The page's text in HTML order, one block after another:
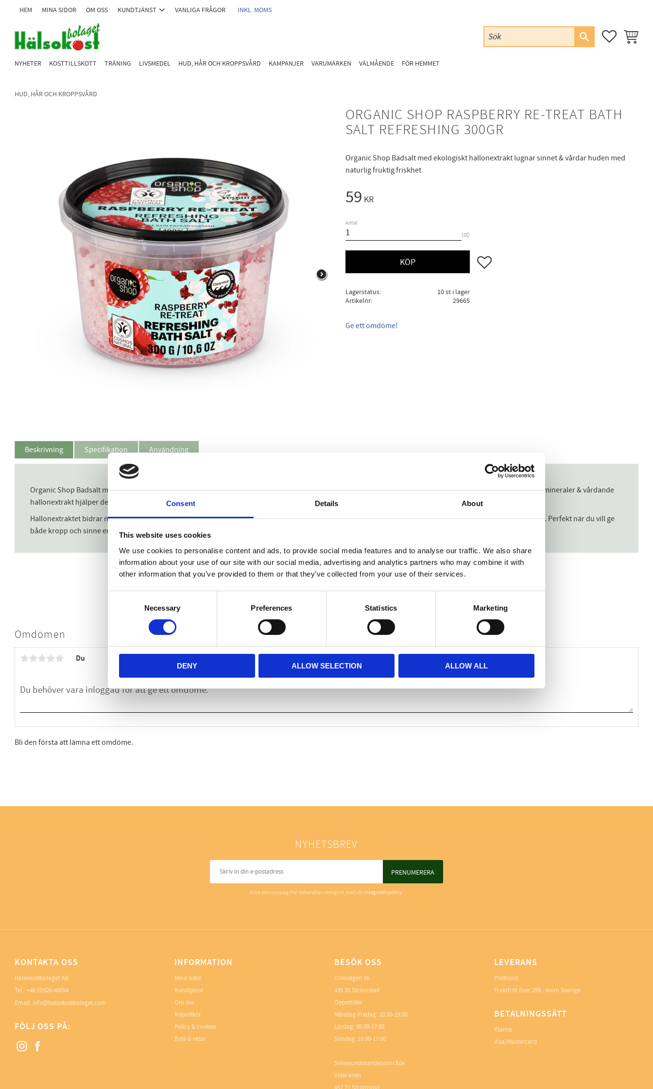
Consent Details About
This website uses cookies
We use cookies to personalise content and ads, to provide social media features and to analyse our traffic. We also share
information about your use of our site with our social media, advertising and analytics partners who may combine it with
other information that you’ve provided to them or that they’ve collected from your use of their services.
Necessary Preferences Statistics Marketing
DENY ALLOW SELECTION ALLOW ALL
HEM MINA SIDOR OM OSS KUNDTJÄNST VANLIGA FRÅGOR INKL. MOMS
FAVORITER
NYHETER KOSTTILLSKOTT TRÄNING LIVSMEDEL HUD, HÅR OCH KROPPSVÅRD KAMPANJER VARUMÄRKEN VÄLMÅENDE FÖR HEMMET
HUD, HÅR OCH KROPPSVÅRD
ORGANIC SHOP RASPBERRY RE-TREAT BATH
SALT REFRESHING 300GR
Organic Shop Badsalt med ekologiskt hallonextrakt lugnar sinnet & vårdar huden med
naturlig fruktig friskhet
59 KR
Antal
st
KÖP Lägg till i favoriter
Lagerstatus
10 st i lager
Artikelnr
29665
Ge ett omdöme!
Beskrivning Specifikation Användning
Organic Shop Badsalt med ekologiskt hallonextrakt är en fruktigt doftande badprodukt som förvandlar ditt bad till en avslappnande spa-stund. Med naturliga mineraler & vårdande
hallonextrakt hjälper det till att återställa hudens fuktbalans, lugna kroppen och ge ny energi efter en lång dag.
Hallonextraktet bidrar med antioxidanter och vitaminer som ger huden näring, samtidigt som badsaltet verkar uppmjukande och stimulerar blodcirkulationen. Perfekt när du vill ge
både kropp och sinne en fruktig paus från vardagens stress.
Dela med dig
Omdömen
Du
Bli den första att lämna ett omdöme.
NYHETSBREV
PRENUMERERA
Dina personuppgifter behandlas i enlighet med vår integritetspolicy.
KONTAKTA OSS
Hälsokostbolaget AB
Tel.: +46 (0)526-40054
Email: info@halsokostbolaget.com
FÖLJ OSS PÅ:
INFORMATION
Mina sidor
Kundtjänst
Om oss
Köpvillkor
Policy & cookies
Byte & retur
BESÖK OSS
Oslovägen 56
435 35 Strömstad
Öppettider
Måndag-Fredag: 10:00-19:00
Lördag: 09:00-17:00
Söndag: 10:00-17:00
Svinesundshandelsområde
Veteranen
LEVERANS
Postnord
Fraktfritt över 299.- inom Sverige
BETALNINGSSÄTT
Klarna
Visa/Mastercard